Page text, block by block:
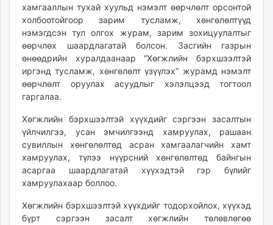
urlag.mn
unen.mn
asu.mn
shudarga.mn
shuurhai.mn
unuudur.mn
isee.mn
fact.mn
itoim.mn
tumen.mn
shuum.mn
times.mn
tvmongolia.mn
mass.mn
хамгааллын тухай хуульд нэмэлт өөрчлөлт орсонтой
холбоотойгоор зарим тусламж, хөнгөлөлтүүд
нэмэгдсэн тул олгох журам, зарим зохицуулалтыг
өөрчлөх шаардлагатай болсон. Засгийн газрын
өнөөдрийн хуралдаанаар “Хөгжлийн бэрхшээлтэй
иргэнд тусламж, хөнгөлөлт үзүүлэх” журамд нэмэлт
өөрчлөлт оруулах асуудлыг хэлэлцээд тогтоол
гаргалаа.
Хөгжлийн бэрхшээлтэй хүүхдийг сэргээн засалтын
үйлчилгээ, усан эмчилгээнд хамруулах, рашаан
сувиллын хөнгөлөлтөд асран хамгаалагчийн хамт
хамруулах, түлээ нүүрсний хөнгөлөлтөд байнгын
асаргаа шаардлагатай хүүхэдтэй гэр бүлийг
хамруулахаар боллоо.
Хөгжлийн бэрхшээлтэй хүүхдийг тодорхойлох, хүүхэд
бүрт сэргээн засалт хөгжлийн төлөвлөгөө